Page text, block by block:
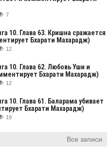
7
10. Глава 63. Кришна сражается
Бхарати Махарадж)
12
10. Глава 62. Любовь Уши и
Бхарати Махарадж)
12
10. Глава 61. Баларама убивает
Бхарати Махарадж)
19
Все записи